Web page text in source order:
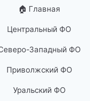
🏠 Главная
Центральный ФО
Западный ФО
Приволжский ФО
Уральский ФО